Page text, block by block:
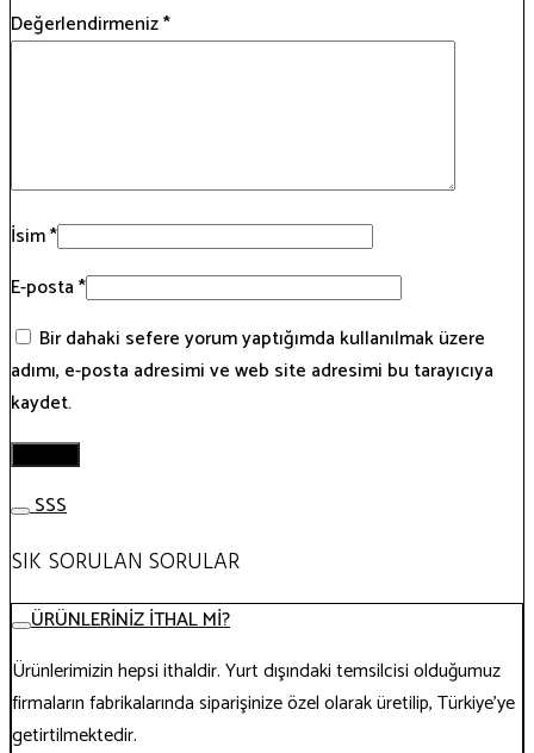
Değerlendirmeniz*
İsim*
E-posta*
Bir dahaki sefere yorum yaptığımda kullanılmak üzere
adımı, e-posta adresimi ve web site adresimi bu tarayıcıya
kaydet.
SSS
SIK SORULAN SORULAR
ÜRÜNLERİNİZ İTHAL Mİ?
Ürünlerimizin hepsi ithaldir. Yurt dışındaki temsilcisi olduğumuz
firmaların fabrikalarında siparişinize özel olarak üretilip, Türkiye’ye
getirtilmektedir.